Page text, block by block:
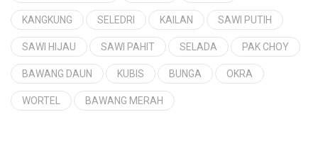
KANGKUNG SELEDRI KAILAN SAWI PUTIH
SAWI HIJAU SAWI PAHIT SELADA PAK CHOY
BAWANG DAUN KUBIS BUNGA OKRA
WORTEL BAWANG MERAH